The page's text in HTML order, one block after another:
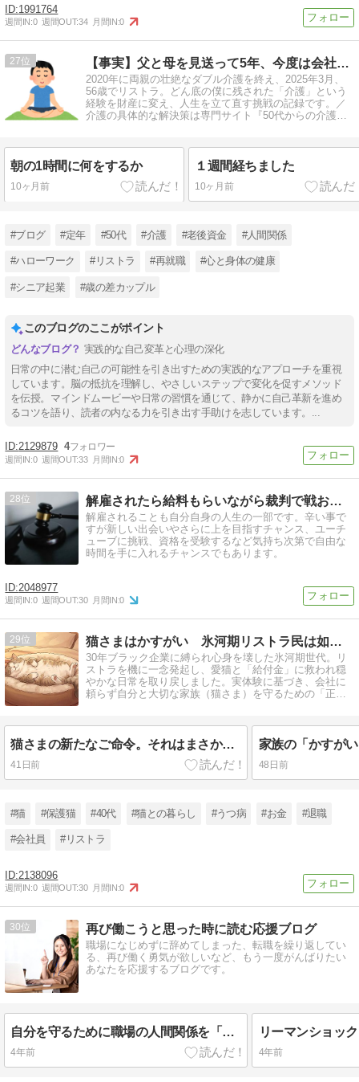
1991764
週間IN:0 週間OUT:34 月間IN:0
27 【事実】父と母を見送って5年、今度は会社が僕を見送った。
2020年に両親の壮絶なダブル介護を終え、2025年3月、
56歳でリストラ。どん底の僕に残された「介護」という
経験を財産に変え、人生を立て直す挑戦の記録です。／
介護の具体的な解決策は専門サイト『50代からの介護ノ
朝の1時間に何をするか
10ヶ月前
１週間経ちました
10ヶ月前
#ブログ #定年 #50代 #介護 #老後資金 #人間関係
#ハローワーク #リストラ #再就職 #心と身体の健康
#シニア起業 #歳の差カップル
このブログのここがポイント
実践的な自己変革と心理の深化
日常の中に潜む自己の可能性を引き出すための実践的なアプローチを重視
しています。脳の抵抗を理解し、やさしいステップで変化を促すメソッド
を伝授。マインドムービーや日常の習慣を通じて、静かに自己革新を進め
るコツを語り、読者の内なる力を引き出す手助けを志しています。...
2129879 4
週間IN:0 週間OUT:33 月間IN:0
28 解雇されたら給料もらいながら裁判で戦おう！！
解雇されることも自分自身の人生の一部です。辛い事で
すが新しい出会いやさらに上を目指すチャンス、ユーチ
ューブに挑戦、資格を受験するなど気持ち次第で自由な
時間を手に入れるチャンスでもあります。
2048977
週間IN:0 週間OUT:30 月間IN:0
29 猫さまはかすがい 氷河期リストラ民は如何にして穏やかに生きる
30年ブラック企業に縛られ心身を壊した氷河期世代。リ
ストラを機に一念発起し、愛猫と「給付金」に救われ穏
やかな日常を取り戻しました。実体験に基づき、会社に
頼らず自分と大切な家族（猫さま）を守るための「正し
猫さまの新たなご命令。それはまさかの「寝かしつけ」でした。
41日前 48日前
#猫 #保護猫 #40代 #猫との暮らし #うつ病 #お金 #退職
#会社員 #リストラ
2138096
週間IN:0 週間OUT:30 月間IN:0
30 再び働こうと思った時に読む応援ブログ
職場になじめずに辞めてしまった、転職を繰り返してい
る、再び働く勇気が欲しいなど、もう一度がんばりたい
あなたを応援するブログです。
自分を守るために職場の人間関係を「笑顔」で改善する
4年前 4年前